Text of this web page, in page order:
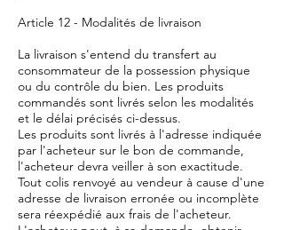
Article 12 - Modalités de livraison
La livraison s'entend du transfert au
consommateur de la possession physique
ou du contrôle du bien. Les produits
commandés sont livrés selon les modalités
et le délai précisés ci-dessus.
Les produits sont livrés à l'adresse indiquée
par l'acheteur sur le bon de commande,
l'acheteur devra veiller à son exactitude.
Tout colis renvoyé au vendeur à cause d'une
adresse de livraison erronée ou incomplète
sera réexpédié aux frais de l'acheteur.